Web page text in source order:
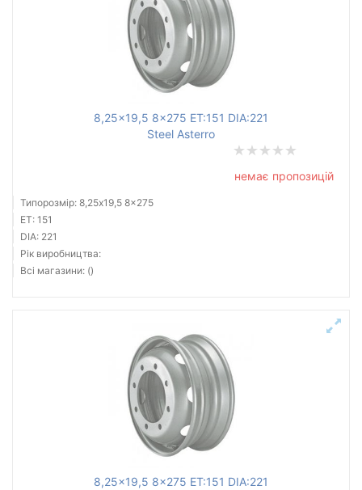
8,25x19,5 8x275 ET:151 DIA:221
Steel Asterro
немає пропозицій
Типорозмір: 8,25x19,5 8x275
ET: 151
DIA: 221
Рік виробництва:
Всі магазини: ()
8,25x19,5 8x275 ET:151 DIA:221